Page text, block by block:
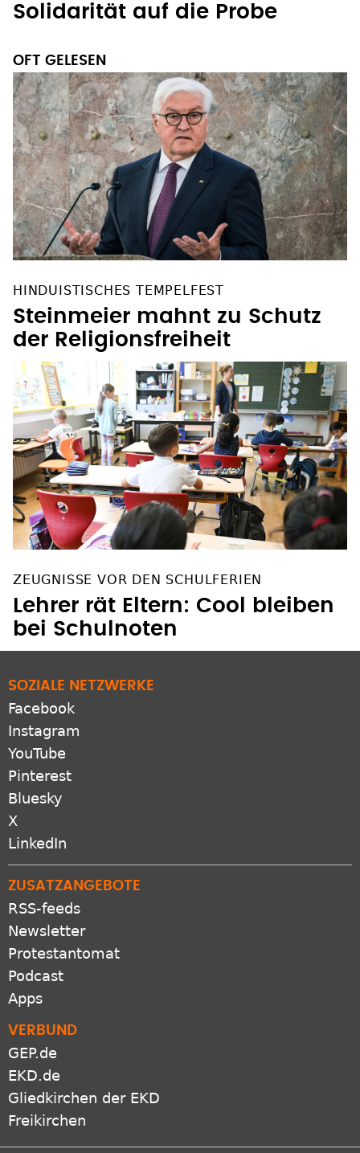
Solidarität auf die Probe
OFT GELESEN
HINDUISTISCHES TEMPELFEST
Steinmeier mahnt zu Schutz
der Religionsfreiheit
ZEUGNISSE VOR DEN SCHULFERIEN
Lehrer rät Eltern: Cool bleiben
bei Schulnoten
SOZIALE NETZWERKE
Facebook
Instagram
YouTube
Pinterest
Bluesky
X
LinkedIn
ZUSATZANGEBOTE
RSS-feeds
Newsletter
Protestantomat
Podcast
Apps
VERBUND
GEP.de
EKD.de
Gliedkirchen der EKD
Freikirchen